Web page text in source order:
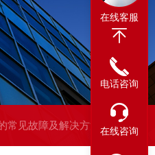
常见故障及解决方法
在线客服
电话咨询
在线咨询